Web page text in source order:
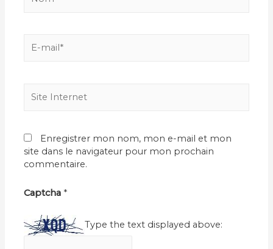
mail*
Internet
Enregistrer mon nom, mon e-mail et mon
site dans le navigateur pour mon prochain
commentaire.
Captcha *
Type the text displayed above: